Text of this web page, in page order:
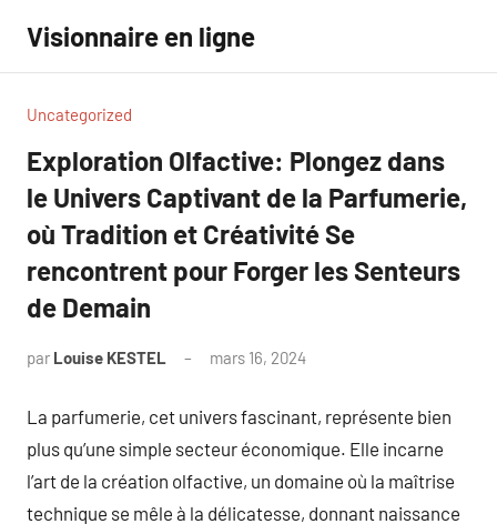
contenu
Visionnaire en ligne
Uncategorized
Exploration Olfactive: Plongez dans
le Univers Captivant de la Parfumerie,
où Tradition et Créativité Se
rencontrent pour Forger les Senteurs
de Demain
par Louise KESTEL mars 16, 2024
La parfumerie, cet univers fascinant, représente bien
plus qu’une simple secteur économique. Elle incarne
l’art de la création olfactive, un domaine où la maîtrise
technique se mêle à la délicatesse, donnant naissance